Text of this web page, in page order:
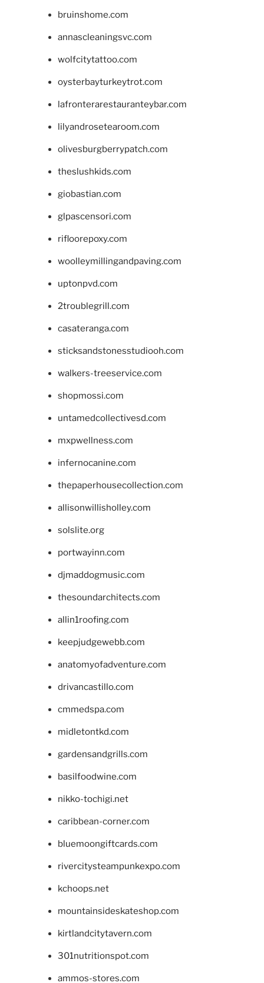
bruinshome.com
annascleaningsvc.com
wolfcitytattoo.com
oysterbayturkeytrot.com
lafronterarestauranteybar.com
lilyandrosetearoom.com
olivesburgberrypatch.com
theslushkids.com
giobastian.com
glpascensori.com
rifloorepoxy.com
woolleymillingandpaving.com
uptonpvd.com
2troublegrill.com
casateranga.com
sticksandstonesstudiooh.com
walkers-treeservice.com
shopmossi.com
untamedcollectivesd.com
mxpwellness.com
infernocanine.com
thepaperhousecollection.com
allisonwillisholley.com
solslite.org
portwayinn.com
djmaddogmusic.com
thesoundarchitects.com
allin1roofing.com
keepjudgewebb.com
anatomyofadventure.com
drivancastillo.com
cmmedspa.com
midletontkd.com
gardensandgrills.com
basilfoodwine.com
nikko-tochigi.net
caribbean-corner.com
bluemoongiftcards.com
rivercitysteampunkexpo.com
kchoops.net
mountainsideskateshop.com
kirtlandcitytavern.com
301nutritionspot.com
ammos-stores.com